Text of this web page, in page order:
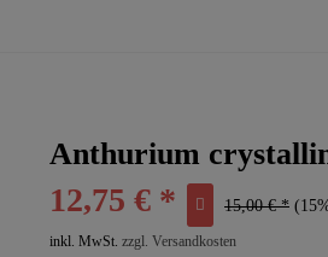
Anthurium
12,75 € * 15,00 € *
inkl. MwSt. zzgl. Versandkosten